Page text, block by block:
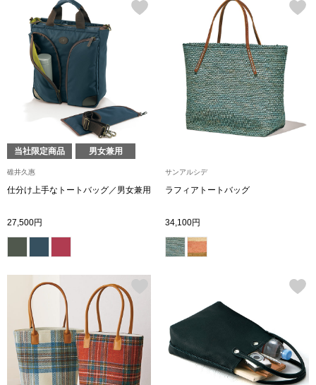
ハンドバッグ
ショルダーバ
クラッチバッグ
ボディバッグ
シューズ
スリップオン
当社限定商品 男女兼用
碓井久惠
仕分け上手なトートバッグ／男女兼用
27,500円
サンアルシデ
ラフィアトートバッグ
34,100円